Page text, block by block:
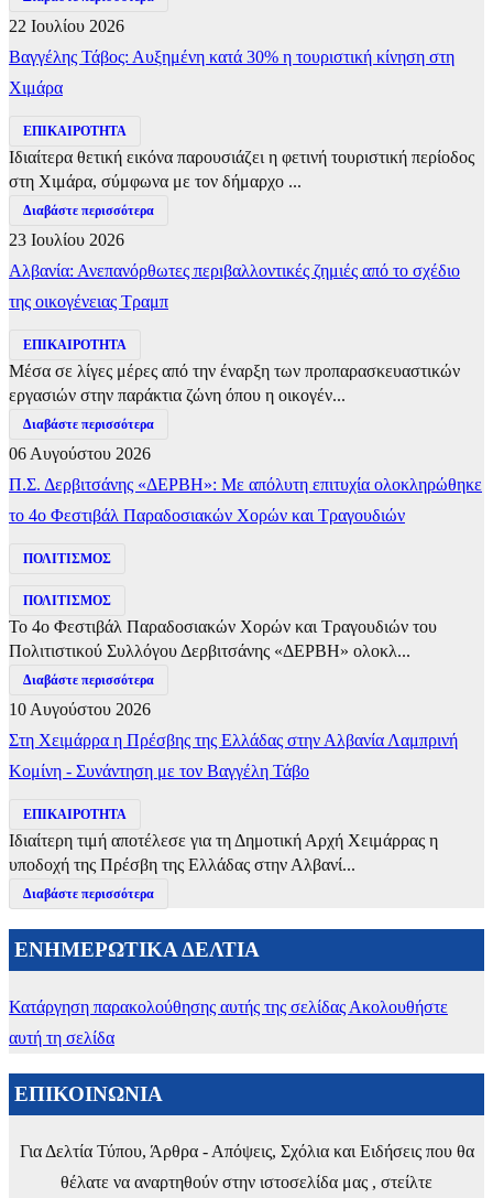
22 Ιουλίου 2026
Βαγγέλης Τάβος: Αυξημένη κατά 30% η τουριστική κίνηση στη
Χιμάρα
ΕΠΙΚΑΙΡΟΤΗΤΑ
Ιδιαίτερα θετική εικόνα παρουσιάζει η φετινή τουριστική περίοδος
στη Χιμάρα, σύμφωνα με τον δήμαρχο ...
Διαβάστε περισσότερα
23 Ιουλίου 2026
Αλβανία: Ανεπανόρθωτες περιβαλλοντικές ζημιές από το σχέδιο
της οικογένειας Τραμπ
ΕΠΙΚΑΙΡΟΤΗΤΑ
Μέσα σε λίγες μέρες από την έναρξη των προπαρασκευαστικών
εργασιών στην παράκτια ζώνη όπου η οικογέν...
Διαβάστε περισσότερα
06 Αυγούστου 2026
Π.Σ. Δερβιτσάνης «ΔΕΡΒΗ»: Με απόλυτη επιτυχία ολοκληρώθηκε
το 4ο Φεστιβάλ Παραδοσιακών Χορών και Τραγουδιών
ΠΟΛΙΤΙΣΜΟΣ
ΠΟΛΙΤΙΣΜΟΣ
Το 4ο Φεστιβάλ Παραδοσιακών Χορών και Τραγουδιών του
Πολιτιστικού Συλλόγου Δερβιτσάνης «ΔΕΡΒΗ» ολοκλ...
Διαβάστε περισσότερα
10 Αυγούστου 2026
Στη Χειμάρρα η Πρέσβης της Ελλάδας στην Αλβανία Λαμπρινή
Κομίνη - Συνάντηση με τον Βαγγέλη Τάβο
ΕΠΙΚΑΙΡΟΤΗΤΑ
Ιδιαίτερη τιμή αποτέλεσε για τη Δημοτική Αρχή Χειμάρρας η
υποδοχή της Πρέσβη της Ελλάδας στην Αλβανί...
Διαβάστε περισσότερα
ΕΝΗΜΕΡΩΤΙΚΑ ΔΕΛΤΙΑ
Κατάργηση παρακολούθησης αυτής της σελίδας Ακολουθήστε
αυτή τη σελίδα
ΕΠΙΚΟΙΝΩΝΙΑ
Για Δελτία Τύπου, Άρθρα - Απόψεις, Σχόλια και Ειδήσεις που θα
θέλατε να αναρτηθούν στην ιστοσελίδα μας , στείλτε